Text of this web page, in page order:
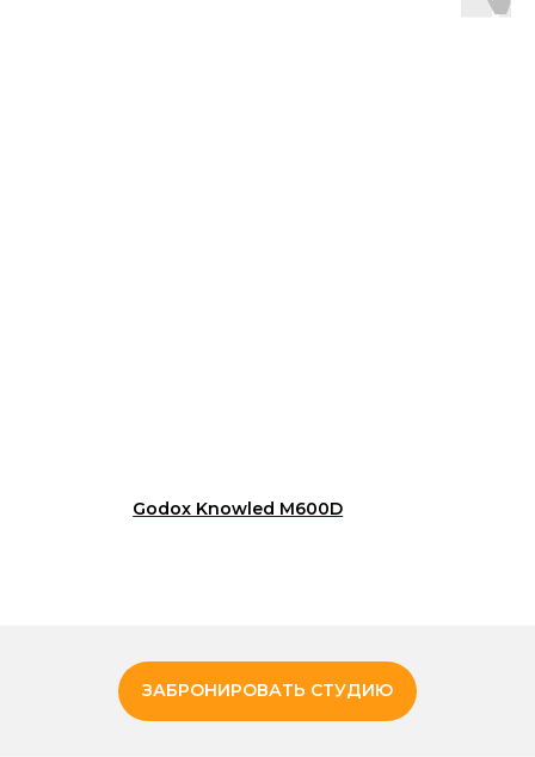
Godox Knowled M600D
ЗАБРОНИРОВАТЬ СТУДИЮ